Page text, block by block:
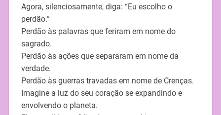
Agora, silenciosamente, diga: “Eu escolho o
perdão.”
Perdão às palavras que feriram em nome do
sagrado.
Perdão às ações que separaram em nome da
verdade.
Perdão às guerras travadas em nome de Crenças.
Imagine a luz do seu coração se expandindo e
envolvendo o planeta.